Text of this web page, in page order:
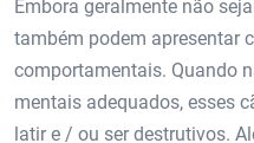
Embora geralmente não
também podem apresentar
comportamentais. Quando
mentais adequados, esses
latir e / ou ser destrutivos.